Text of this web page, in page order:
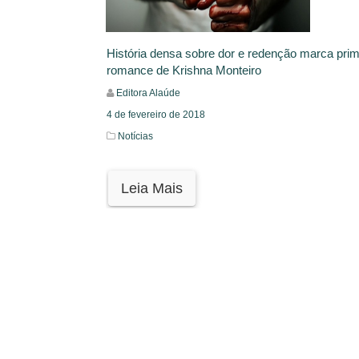
História densa sobre dor e redenção marca
romance de Krishna Monteiro
Editora Alaúde
4 de fevereiro de 2018
Notícias
Leia Mais